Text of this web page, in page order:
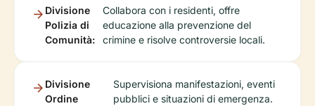
Divisione
Polizia di
Comunità:
Collabora con i residenti, offre
educazione alla prevenzione del
crimine e risolve controversie locali.
Divisione
Ordine
Supervisiona manifestazioni, eventi
pubblici e situazioni di emergenza.